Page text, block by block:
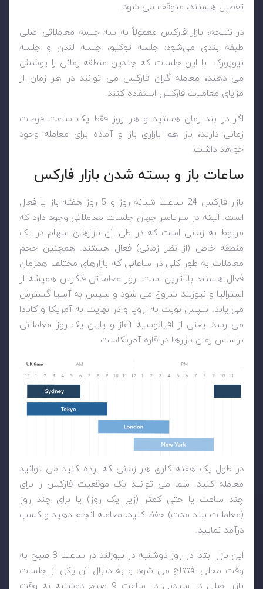
تعطیل هستند، متوقف می شود.
در نتیجه، بازار فارکس معمولاً به سه جلسه معاملاتی اصلی
طبقه ‌بندی می‌شود: جلسه توکیو، جلسه لندن و جلسه
نیویورک. با این جلسات که چندین منطقه زمانی را پوشش
می دهند، معامله گران فارکس می توانند در هر زمان از
مزایای معاملات فارکس استفاده کنند.
اگر در بند زمان هستید و هر روز فقط یک ساعت فرصت
زمانی دارید، باز هم بازاری باز و آماده برای معامله وجود
خواهد داشت!
ساعات باز و بسته شدن بازار فارکس
بازار فارکس 24 ساعت شبانه روز و 5 روز هفته باز یا فعال
است. البته در سرتاسر جهان جلسات معاملاتی وجود دارد که
مربوط به زمانی است که در طی آن بازارهای سهام در یک
منطقه خاص (از نظر زمانی) فعال هستند. همچنین حجم
معاملات به طور کلی در ساعاتی که بازارهای مختلف همزمان
فعال هستند بالاترین است. روز معاملاتی فاکرس همیشه از
استرالیا و نیوزلند شروع می شود و سپس به آسیا گسترش
می یابد. سپس نوبت به اروپا و در نهایت به آمریکا و کانادا
می رسد. یعنی از اقیانوسیه آغاز و پایان یک روز معاملاتی
براساس زمان بازارها در قاره آمریکاست.
در طول یک هفته کاری هر زمانی که اراده کنید می توانید
معامله کنید. شما می توانید یک موقعیت فارکس را برای
چند ساعت یا حتی کمتر (زیر یک روز) یا برای چند روز
(معاملات بلند مدت) حفظ کنید، معامله انجام دهید و کسب
درآمد نمایید.
این بازار ابتدا در روز دوشنبه در نیوزلند در ساعت 8 صبح به
وقت محلی افتتاح می شود و به دنبال آن یکی از جلسات
بازار اصلی در سیدنی در ساعت 9 صبح دوشنبه به وقت